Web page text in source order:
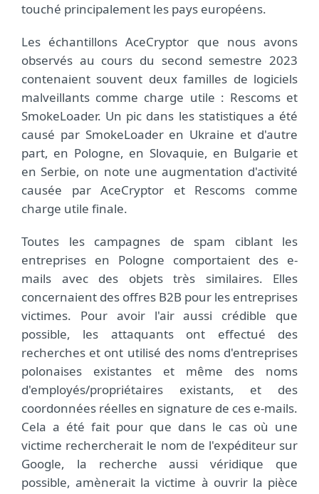
touché principalement les pays européens.
Les échantillons AceCryptor que nous avons
observés au cours du second semestre 2023
contenaient souvent deux familles de logiciels
malveillants comme charge utile : Rescoms et
SmokeLoader. Un pic dans les statistiques a été
causé par SmokeLoader en Ukraine et d'autre
part, en Pologne, en Slovaquie, en Bulgarie et
en Serbie, on note une augmentation d'activité
causée par AceCryptor et Rescoms comme
charge utile finale.
Toutes les campagnes de spam ciblant les
entreprises en Pologne comportaient des e-
mails avec des objets très similaires. Elles
concernaient des offres B2B pour les entreprises
victimes. Pour avoir l'air aussi crédible que
possible, les attaquants ont effectué des
recherches et ont utilisé des noms d'entreprises
polonaises existantes et même des noms
d'employés/propriétaires existants, et des
coordonnées réelles en signature de ces e-mails.
Cela a été fait pour que dans le cas où une
victime rechercherait le nom de l'expéditeur sur
Google, la recherche aussi véridique que
possible, amènerait la victime à ouvrir la pièce